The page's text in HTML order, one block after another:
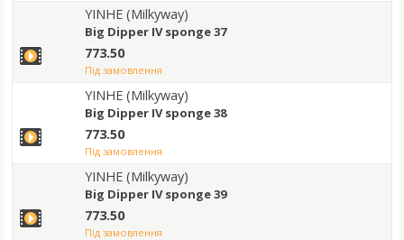
YINHE (Milkyway)
Big Dipper IV sponge 37
773.50
під замовлення
YINHE (Milkyway)
Big Dipper IV sponge 38
773.50
під замовлення
YINHE (Milkyway)
Big Dipper IV sponge 39
773.50
під замовлення